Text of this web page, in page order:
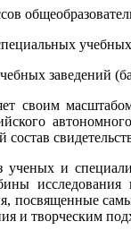
заведений
своим
и
посвященные
и творческим